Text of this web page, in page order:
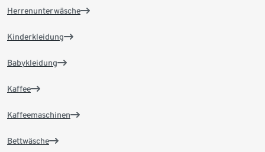
Herrenunterwäsche
Kinderkleidung
Babykleidung
Kaffee
Kaffeemaschinen
Bettwäsche